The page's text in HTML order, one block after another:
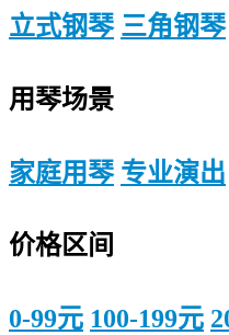
立式钢琴 三角钢琴
用琴场景
家庭用琴 专业演出
价格区间
0-99元 100-199元